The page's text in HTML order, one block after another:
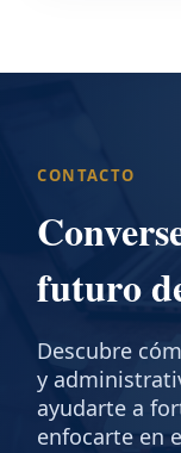
CONTACTO
futuro
Descubre
y
ayudarte a
enfocarte en